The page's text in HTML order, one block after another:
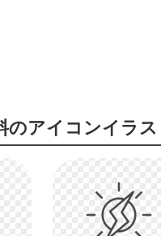
のアイコンイラ